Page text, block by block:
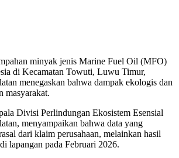
minyak jenis Marine Fuel Oil (MFO)
di Kecamatan Towuti, Luwu Timur,
menegaskan bahwa dampak ekologis dan
masyarakat.
Divisi Perlindungan Ekosistem Esensial
menyampaikan bahwa data yang
dari klaim perusahaan, melainkan hasil
lapangan pada Februari 2026.